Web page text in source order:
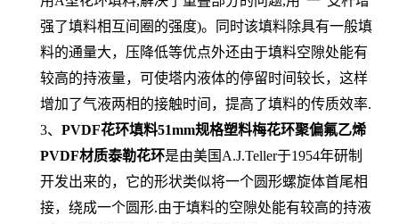
强了填料相互间圈的强度)。同时该填料除具有一般填
料的通量大，压降低等优点外还由于填料空隙处能有
较高的持液量，可使塔内液体的停留时间较长，这样
增加了气液两相的接触时间，提高了填料的传质效率.
3、 PVDF花环填料51mm规格塑料梅花环聚偏氟乙烯
PVDF材质泰勒花环是由美国A.J.Teller于1954年研制
开发出来的，它的形状类似将一个圆形螺旋体首尾相
接，绕成一个圆形.由于填料的空隙处能有较高的持液